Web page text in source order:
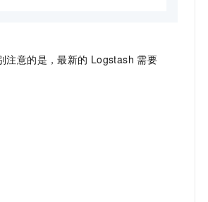
注意的是，最新的 Logstash 需要